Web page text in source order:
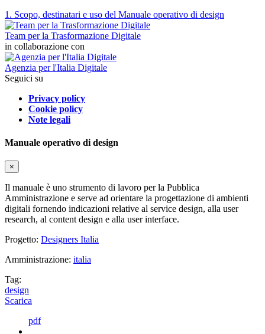
1. Scopo, destinatari e uso del Manuale operativo di design
Team per la Trasformazione Digitale
in collaborazione con
Agenzia per l'Italia Digitale
Seguici su
Privacy policy
Cookie policy
Note legali
Manuale operativo di design
×
Il manuale è uno strumento di lavoro per la Pubblica
Amministrazione e serve ad orientare la progettazione di ambienti
digitali fornendo indicazioni relative al service design, alla user
research, al content design e alla user interface.
Progetto: Designers Italia
Amministrazione: italia
Tag:
design
Scarica
pdf